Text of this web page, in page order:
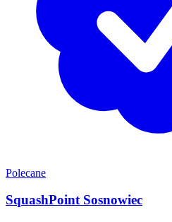
Polecane
SquashPoint Sosnowiec